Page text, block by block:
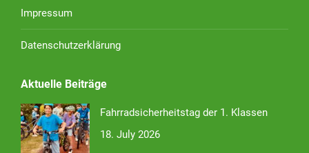
Impressum
Datenschutzerklärung
Aktuelle Beiträge
Fahrradsicherheitstag der 1. Klassen
18. July 2026